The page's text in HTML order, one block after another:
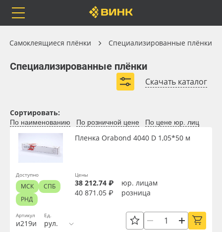
Orafol
Бренды
Доставка
Оплата
Сервис
Рулонные материалы
Самоклеящиеся плёнки
Листовые материалы
Чернила
Клей, скотчи и крепёж
Самоклеящиеся плёнки Специализированные плёнки
Специализированные плёнки
Скачать каталог
Самоклеящиеся плёнки
Специализированные плёнки
Пломбировочные плёнки
Вид
Ширина, м
Сортировать:
По наименованию По розничной цене По цене юр. лиц
Артикул
и219и
Пленка Orabond 4040 D 1,05*50 м
Ед.
рул.
Цены
38 212.74 ₽
юр. лицам
40 871.05 ₽
розница
Доступно
МСК
СПБ
РНД